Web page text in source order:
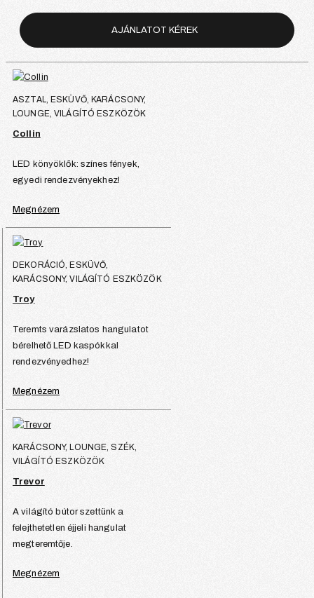
AJÁNLATOT KÉREK
ASZTAL, ESKÜVŐ, KARÁCSONY,
LOUNGE, VILÁGÍTÓ ESZKÖZÖK
Collin
LED könyöklők: színes fények,
egyedi rendezvényekhez!
Megnézem
DEKORÁCIÓ, ESKÜVŐ,
KARÁCSONY, VILÁGÍTÓ ESZKÖZÖK
Troy
Teremts varázslatos hangulatot
bérelhető LED kaspókkal
rendezvényedhez!
Megnézem
KARÁCSONY, LOUNGE, SZÉK,
VILÁGÍTÓ ESZKÖZÖK
Trevor
A világító bútor szettünk a
felejthetetlen éjjeli hangulat
megteremtője.
Megnézem